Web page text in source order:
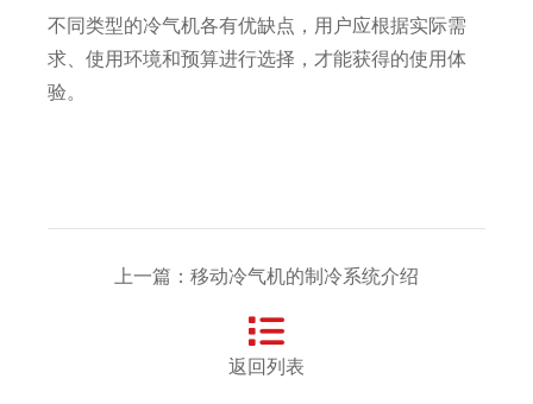
不同类型的冷气机各有优缺点，用户应根据实际需
求、使用环境和预算进行选择，才能获得的使用体
验。
上一篇：移动冷气机的制冷系统介绍
返回列表